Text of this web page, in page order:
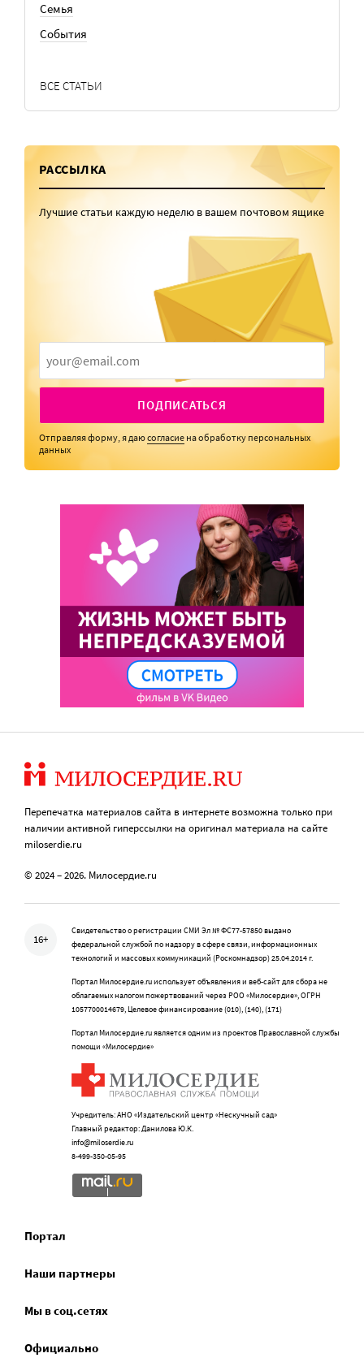
Семья
События
ВСЕ СТАТЬИ
РАССЫЛКА
Лучшие статьи каждую неделю в вашем почтовом ящике
ПОДПИСАТЬСЯ
Отправляя форму, я даюсогласие на обработку персональных
данных
Перепечатка материалов сайта в интернете возможна только при
наличии активной гиперссылки на оригинал материала на сайте
miloserdie.ru
© 2024 – 2026. Милосердие.ru
16+
Свидетельство о регистрации СМИ Эл № ФС77-57850 выдано
федеральной службой по надзору в сфере связи, информационных
технологий и массовых коммуникаций (Роскомнадзор) 25.04.2014 г.
Портал Милосердие.ru использует объявления и веб-сайт для сбора не
облагаемых налогом пожертвований через РОО «Милосердие», ОГРН
1057700014679, Целевое финансирование (010), (140), (171)
Портал Милосердие.ru является одним из проектов Православной службы
помощи «Милосердие»
Учредитель: АНО «Издательский центр «Нескучный сад»
Главный редактор: Данилова Ю.К.
info@miloserdie.ru
8-499-350-05-95
Портал
Наши партнеры
Мы в соц.сетях
Официально